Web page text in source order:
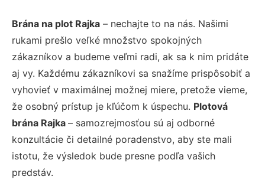
Brána na plot Rajka – nechajte to na nás. Našimi
rukami prešlo veľké množstvo spokojných
zákazníkov a budeme veľmi radi, ak sa k nim pridáte
aj vy. Každému zákazníkovi sa snažíme prispôsobiť a
vyhovieť v maximálnej možnej miere, pretože vieme,
že osobný prístup je kľúčom k úspechu. Plotová
brána Rajka – samozrejmosťou sú aj odborné
konzultácie či detailné poradenstvo, aby ste mali
istotu, že výsledok bude presne podľa vašich
predstáv.